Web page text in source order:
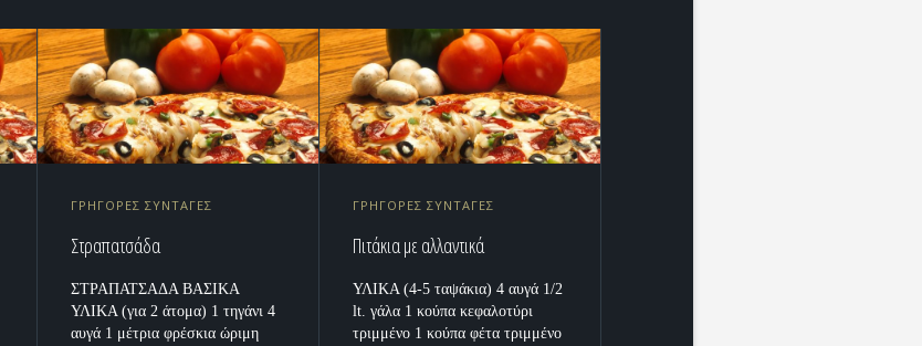
ΓΡΗΓΟΡΕΣ ΣΥΝΤΑΓΕΣ
Στραπατσάδα
ΣΤΡΑΠΑΤΣΑΔΑ ΒΑΣΙΚΑ
ΥΛΙΚΑ (για 2 άτομα) 1 τηγάνι 4
αυγά 1 μέτρια φρέσκια ώριμη
ΓΡΗΓΟΡΕΣ ΣΥΝΤΑΓΕΣ
Πιτάκια με αλλαντικά
ΥΛΙΚΑ (4-5 ταψάκια) 4 αυγά 1/2
lt. γάλα 1 κούπα κεφαλοτύρι
τριμμένο 1 κούπα φέτα τριμμένο